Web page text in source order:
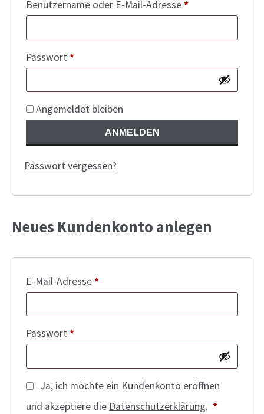
Shop
Mein Konto
Facebook
Deutsch
English
Français
Nederlands
Benutzername oder E-Mail-Adresse*Erforderlich
Passwort*Erforderlich
Alternative:
Angemeldet bleiben
ANMELDEN
Passwort vergessen?
Neues Kundenkonto anlegen
E-Mail-Adresse*Erforderlich
Passwort*Erforderlich
Ja, ich möchte ein Kundenkonto eröffnen
und akzeptiere die Datenschutzerklärung. *